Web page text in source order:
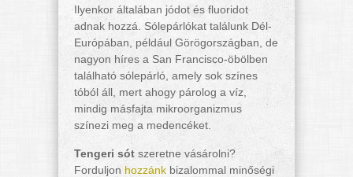
Ilyenkor általában jódot és fluoridot
adnak hozzá. Sólepárlókat találunk Dél-
Európában, például Görögországban, de
nagyon híres a San Francisco-öbölben
található sólepárló, amely sok színes
tóból áll, mert ahogy párolog a víz,
mindig másfajta mikroorganizmus
színezi meg a medencéket.
Tengeri sót szeretne vásárolni?
Forduljon hozzánk bizalommal minőségi